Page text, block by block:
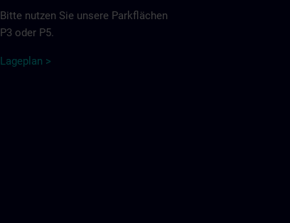
Bitte nutzen Sie unsere Parkflächen
P3 oder P5.
Lagep lan >